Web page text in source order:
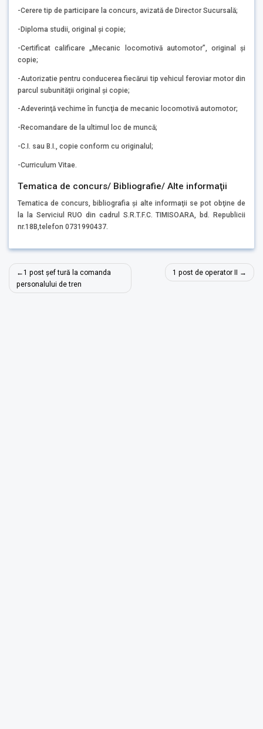
-Cerere tip de participare la concurs, avizată de Director Sucursală;
-Diploma studii, original şi copie;
-Certificat calificare „Mecanic locomotivă automotor”, original şi
copie;
-Autorizatie pentru conducerea fiecărui tip vehicul feroviar motor din
parcul subunităţii original şi copie;
-Adeverinţă vechime în funcţia de mecanic locomotivă automotor;
-Recomandare de la ultimul loc de muncă;
-C.I. sau B.I., copie conform cu originalul;
-Curriculum Vitae.
Tematica de concurs/ Bibliografie/ Alte informaţii
Tematica de concurs, bibliografia şi alte informaţii se pot obţine de
la la Serviciul RUO din cadrul S.R.T.F.C. TIMISOARA, bd. Republicii
nr.18B,telefon 0731990437.
Navigare
în
1 post șef tură la comanda
personalului de tren
1 post de operator II